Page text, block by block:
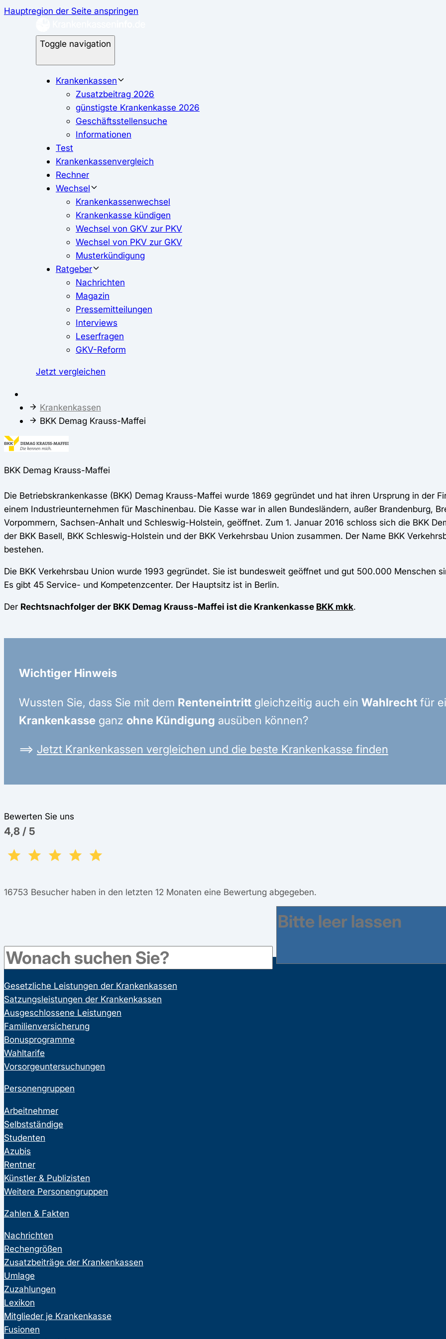
Hauptregion der Seite anspringen
Toggle navigation
Krankenkassen
Zusatzbeitrag 2026
günstigste Krankenkasse 2026
Geschäftsstellensuche
Informationen
Test
Krankenkassenvergleich
Rechner
Wechsel
Krankenkassenwechsel
Krankenkasse kündigen
Wechsel von GKV zur PKV
Wechsel von PKV zur GKV
Musterkündigung
Ratgeber
Nachrichten
Magazin
Pressemitteilungen
Interviews
Leserfragen
GKV-Reform
Jetzt vergleichen
Krankenkassen
BKK Demag Krauss-Maffei
BKK Demag Krauss-Maffei
Die Betriebskrankenkasse (BKK) Demag Krauss-Maffei wurde 1869 gegründet und hat ihren Ursprung in der
einem Industrieunternehmen für Maschinenbau. Die Kasse war in allen Bundesländern, außer Brandenburg,
Vorpommern, Sachsen-Anhalt und Schleswig-Holstein, geöffnet. Zum 1. Januar 2016 schloss sich die BKK
der BKK Basell, BKK Schleswig-Holstein und der BKK Verkehrsbau Union zusammen. Der Name BKK
bestehen.
Die BKK Verkehrsbau Union wurde 1993 gegründet. Sie ist bundesweit geöffnet und gut 500.000 Menschen
Es gibt 45 Service- und Kompetenzcenter. Der Hauptsitz ist in Berlin.
Der Rechtsnachfolger der BKK Demag Krauss-Maffei ist die Krankenkasse BKK mkk.
Wichtiger Hinweis
Wussten Sie, dass Sie mit dem Renteneintritt gleichzeitig auch ein Wahlrecht für
Krankenkasse ganz ohne Kündigung ausüben können?
⟹ Jetzt Krankenkassen vergleichen und die beste Krankenkasse finden
Bewerten Sie uns
4,8 / 5
16753 Besucher haben in den letzten 12 Monaten eine Bewertung abgegeben.
Leistungen
Gesetzliche Leistungen der Krankenkassen
Satzungsleistungen der Krankenkassen
Ausgeschlossene Leistungen
Familienversicherung
Bonusprogramme
Wahltarife
Vorsorgeuntersuchungen
Personengruppen
Arbeitnehmer
Selbstständige
Studenten
Azubis
Rentner
Künstler & Publizisten
Weitere Personengruppen
Zahlen & Fakten
Nachrichten
Rechengrößen
Zusatzbeiträge der Krankenkassen
Umlage
Zuzahlungen
Lexikon
Mitglieder je Krankenkasse
Fusionen